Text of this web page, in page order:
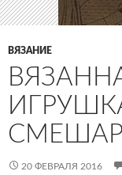
ВЯЗАНИЕ
20 ФЕВРАЛЯ 2016